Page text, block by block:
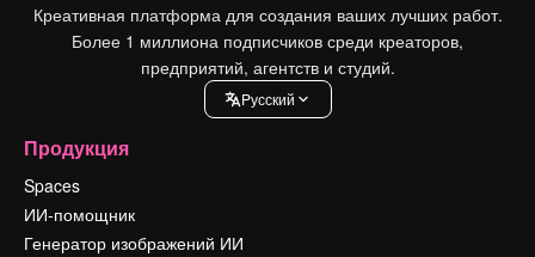
Креативная платформа для создания ваших лучших работ.
Более 1 миллиона подписчиков среди креаторов,
предприятий, агентств и студий.
Pусский
Продукция
Spaces
ИИ-помощник
Генератор изображений ИИ